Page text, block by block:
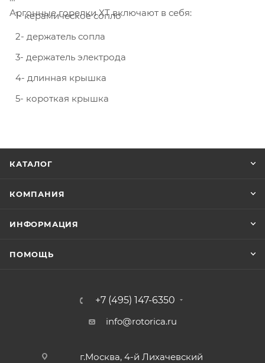
Аргонные горелки XT включают в себя:
1- керамическое сопло
2- держатель сопла
3- держатель электрода
4- длинная крышка
5- короткая крышка
КАТАЛОГ
КОМПАНИЯ
ИНФОРМАЦИЯ
ПОМОЩЬ
+7 (495) 147-6350
info@rotorica.ru
г.Москва, 4-й Лихачевский